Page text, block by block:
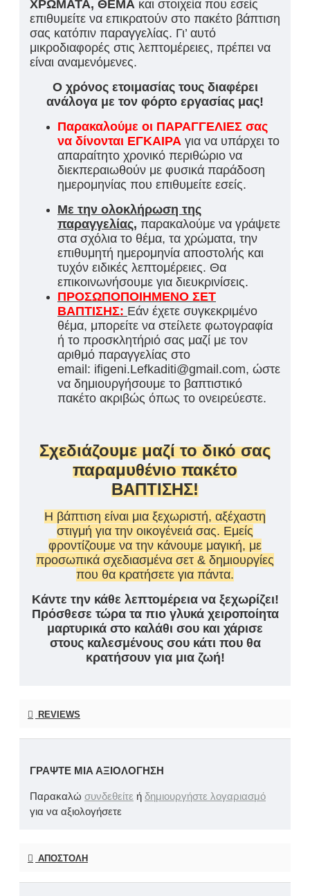
ΧΡΩΜΑΤΑ, ΘΕΜΑ και στοιχεία που εσείς
επιθυμείτε να επικρατούν στο πακέτο βάπτιση
σας κατόπιν παραγγελίας. Γι’ αυτό
μικροδιαφορές στις λεπτομέρειες, πρέπει να
είναι αναμενόμενες.
Ο χρόνος ετοιμασίας τους διαφέρει
ανάλογα με τον φόρτο εργασίας μας!
Παρακαλούμε οι ΠΑΡΑΓΓΕΛΙΕΣ σας
να δίνονται ΕΓΚΑΙΡΑ για να υπάρχει το
απαραίτητο χρονικό περιθώριο να
διεκπεραιωθούν με φυσικά παράδοση
ημερομηνίας που επιθυμείτε εσείς.
Με την ολοκλήρωση της
παραγγελίας, παρακαλούμε να γράψετε
στα σχόλια το θέμα, τα χρώματα, την
επιθυμητή ημερομηνία αποστολής και
τυχόν ειδικές λεπτομέρειες. Θα
επικοινωνήσουμε για διευκρινίσεις.
ΠΡΟΣΩΠΟΠΟΙΗΜΕΝΟ ΣΕΤ
ΒΑΠΤΙΣΗΣ: Εάν έχετε συγκεκριμένο
θέμα, μπορείτε να στείλετε φωτογραφία
ή το προσκλητήριό σας μαζί με τον
αριθμό παραγγελίας στο
email: ifigeni.Lefkaditi@gmail.com, ώστε
να δημιουργήσουμε το βαπτιστικό
πακέτο ακριβώς όπως το ονειρεύεστε.
Σχεδιάζουμε μαζί το δικό σας
παραμυθένιο πακέτο
ΒΑΠΤΙΣΗΣ!
Η βάπτιση είναι μια ξεχωριστή, αξέχαστη
στιγμή για την οικογένειά σας. Εμείς
φροντίζουμε να την κάνουμε μαγική, με
προσωπικά σχεδιασμένα σετ & δημιουργίες
που θα κρατήσετε για πάντα.
Κάντε την κάθε λεπτομέρεια να ξεχωρίζει!
Πρόσθεσε τώρα τα πιο γλυκά χειροποίητα
μαρτυρικά στο καλάθι σου και χάρισε
στους καλεσμένους σου κάτι που θα
κρατήσουν για μια ζωή!
REVIEWS
ΓΡΆΨΤΕ ΜΙΑ ΑΞΙΟΛΌΓΗΣΗ
Παρακαλώ συνδεθείτε ή δημιουργήστε λογαριασμό
για να αξιολογήσετε
ΑΠΟΣΤΟΛΉ